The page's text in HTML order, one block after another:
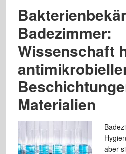
Badezimmer:
Wissenschaft
Materialien
aber